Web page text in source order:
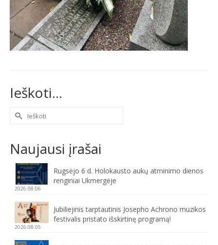
Ieškoti…
Naujausi įrašai
Rugsėjo 6 d. Holokausto aukų atminimo dienos
renginiai Ukmergėje
2026.08.06
Jubiliejinis tarptautinis Josepho Achrono muzikos
festivalis pristato išskirtinę programą!
2026.08.05